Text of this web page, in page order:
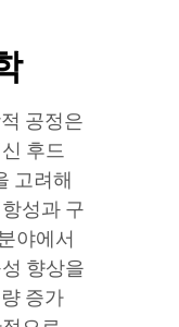
공정은
후드
고려해
성과 구
야에서
향상을
증가